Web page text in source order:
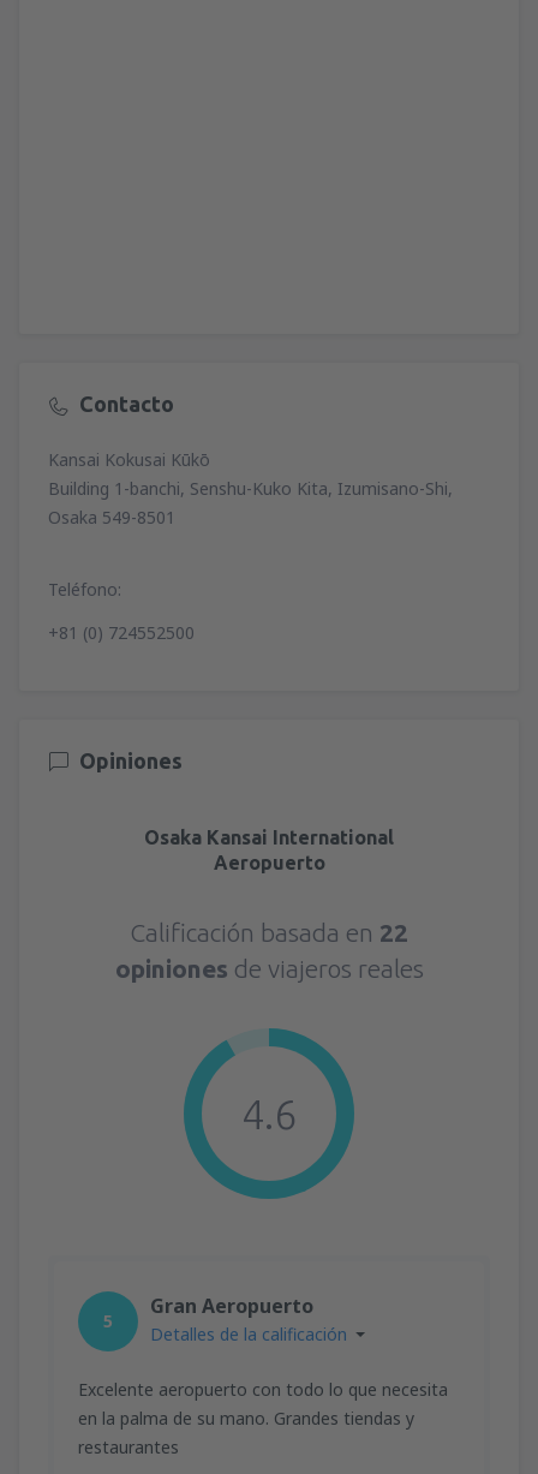
Contacto
Kansai Kokusai Kūkō
Building 1-banchi, Senshu-Kuko Kita, Izumisano-Shi,
Osaka 549-8501
Teléfono:
+81 (0) 724552500
Opiniones
Osaka Kansai International
Aeropuerto
Calificación basada en 22
opiniones de viajeros reales
4.6
5
Gran Aeropuerto
Detalles de la calificación
Excelente aeropuerto con todo lo que necesita
en la palma de su mano. Grandes tiendas y
restaurantes